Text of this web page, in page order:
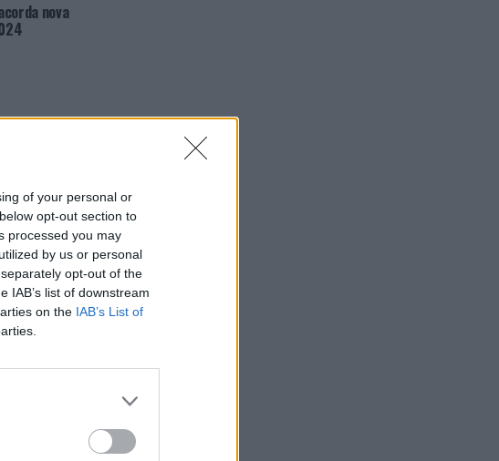
of your personal or
opt-out section to
processed you may
by us or personal
opt-out of the
IAB’s list of downstream
on the IAB’s List of
nova